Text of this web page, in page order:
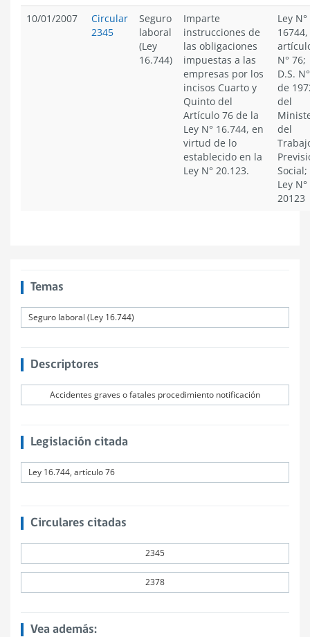
10/01/2007
Circular
2345
Seguro
laboral
(Ley
16.744)
Imparte
instrucciones de
las obligaciones
impuestas a las
empresas por los
incisos Cuarto y
Quinto del
Artículo 76 de la
Ley N° 16.744, en
virtud de lo
establecido en la
Ley N° 20.123.
Ley N°
16744,
N° 76;
D.S.
de
del
del
Social;
Ley N°
20123
Temas
Seguro laboral (Ley 16.744)
Descriptores
Accidentes graves o fatales procedimiento notificación
Legislación citada
Ley 16.744, artículo 76
Circulares citadas
2345
2378
Vea además: